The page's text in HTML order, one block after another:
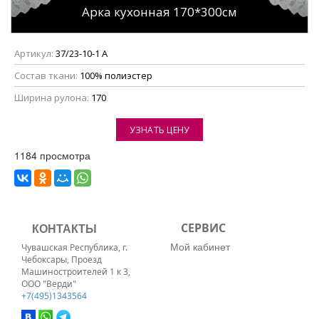
Арка кухонная 170*300см
Артикул: 37/23-10-1 А
Состав ткани: 100% полиэстер
Ширина рулона: 170
УЗНАТЬ ЦЕНУ
1184 просмотра
КОНТАКТЫ
Чувашская Республика, г.
Чебоксары, Проезд
Машиностроителей 1 к 3,
ООО "Верди"
+7(495)1343564
СЕРВИС
Мой кабинет